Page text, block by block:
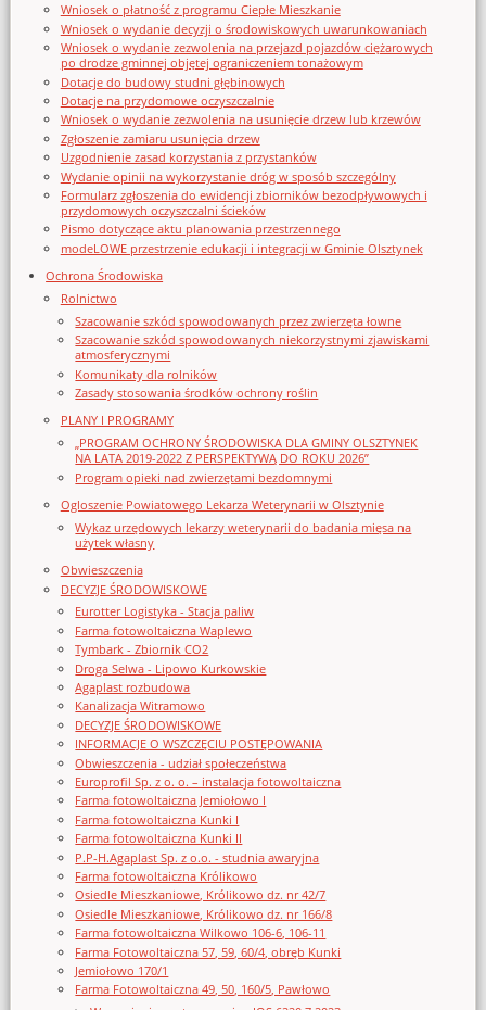
Wniosek o płatność z programu Ciepłe Mieszkanie
Wniosek o wydanie decyzji o środowiskowych uwarunkowaniach
Wniosek o wydanie zezwolenia na przejazd pojazdów ciężarowych
po drodze gminnej objętej ograniczeniem tonażowym
Dotacje do budowy studni głębinowych
Dotacje na przydomowe oczyszczalnie
Wniosek o wydanie zezwolenia na usunięcie drzew lub krzewów
Zgłoszenie zamiaru usunięcia drzew
Uzgodnienie zasad korzystania z przystanków
Wydanie opinii na wykorzystanie dróg w sposób szczególny
Formularz zgłoszenia do ewidencji zbiorników bezodpływowych i
przydomowych oczyszczalni ścieków
Pismo dotyczące aktu planowania przestrzennego
modeLOWE przestrzenie edukacji i integracji w Gminie Olsztynek
Ochrona Środowiska
Rolnictwo
Szacowanie szkód spowodowanych przez zwierzęta łowne
Szacowanie szkód spowodowanych niekorzystnymi zjawiskami
atmosferycznymi
Komunikaty dla rolników
Zasady stosowania środków ochrony roślin
PLANY I PROGRAMY
„PROGRAM OCHRONY ŚRODOWISKA DLA GMINY OLSZTYNEK
NA LATA 2019-2022 Z PERSPEKTYWĄ DO ROKU 2026”
Program opieki nad zwierzętami bezdomnymi
Ogloszenie Powiatowego Lekarza Weterynarii w Olsztynie
Wykaz urzędowych lekarzy weterynarii do badania mięsa na
użytek własny
Obwieszczenia
DECYZJE ŚRODOWISKOWE
Eurotter Logistyka - Stacja paliw
Farma fotowoltaiczna Waplewo
Tymbark - Zbiornik CO2
Droga Selwa - Lipowo Kurkowskie
Agaplast rozbudowa
Kanalizacja Witramowo
DECYZJE ŚRODOWISKOWE
INFORMACJE O WSZCZĘCIU POSTĘPOWANIA
Obwieszczenia - udział społeczeństwa
Europrofil Sp. z o. o. – instalacja fotowoltaiczna
Farma fotowoltaiczna Jemiołowo I
Farma fotowoltaiczna Kunki I
Farma fotowoltaiczna Kunki II
P.P-H.Agaplast Sp. z o.o. - studnia awaryjna
Farma fotowoltaiczna Królikowo
Osiedle Mieszkaniowe, Królikowo dz. nr 42/7
Osiedle Mieszkaniowe, Królikowo dz. nr 166/8
Farma fotowoltaiczna Wilkowo 106-6, 106-11
Farma Fotowoltaiczna 57, 59, 60/4, obręb Kunki
Jemiołowo 170/1
Farma Fotowoltaiczna 49, 50, 160/5, Pawłowo